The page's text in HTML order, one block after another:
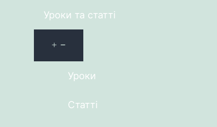
Уроки та статті
Уроки
Статті